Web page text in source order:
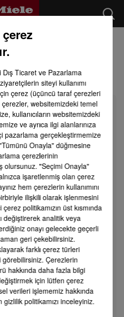
-
için lütfen
ilişkin olduğunuzu
Ticaret ve Pazarlama
siteyi kullanımı
çerez (üçüncü taraf çerezleri
websitemizdeki temel
kullanıcıların websitemizdeki
ve ayrıca ilgi alanlarınıza
pazarlama gerçekleştirmemize
Onayla" düğmesine
çerezlerinin
olursunuz. "Seçimi Onayla"
işaretlenmiş olan çerez
hem çerezlerin kullanımını
ilişkili olarak işlenmesini
politikamızın üst kısmında
değiştirerek analitik veya
onayı gelecekte geçerli
geri çekebilirsiniz.
farklı çerez türleri
görebilirsiniz. Çerezlerin
hakkında daha fazla bilgi
için lütfen çerez
verileri işlememiz hakkında
politikamızı inceleyiniz.